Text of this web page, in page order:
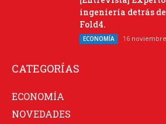
ingeniería detrás
Fold4.
ECONOMÍA 16
CATEGORÍAS
ECONOMÍA
NOVEDADES